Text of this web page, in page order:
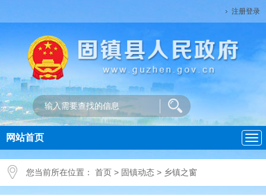
注册登录
导
航
网站首页
您当前所在位置： 首页 > 固镇动态 > 乡镇之窗